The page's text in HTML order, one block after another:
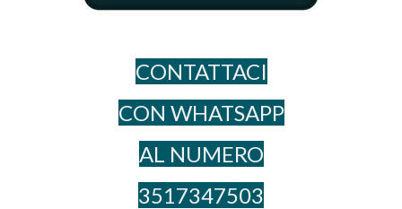
CONTATTACI
CON WHATSAPP
AL NUME​RO
3517347503